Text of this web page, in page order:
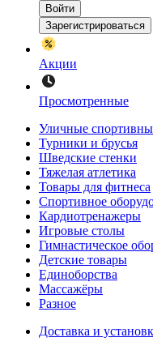
Войти
Зарегистрироваться
Акции
Просмотренные
Уличные
Турники и брусья
Шведские стенки
Тяжелая атлетика
Товары для фитнеса
Спортивное
Кардиотренажеры
Игровые столы
Гимнастическое
Детские товары
Единоборства
Массажёры
Разное
Доставка и